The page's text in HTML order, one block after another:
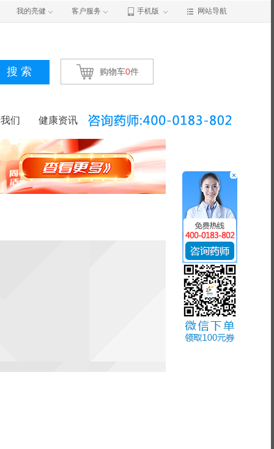
网站导航
手机版
客户服务
我的亮健
搜 索 购物车0件
们 健康资讯